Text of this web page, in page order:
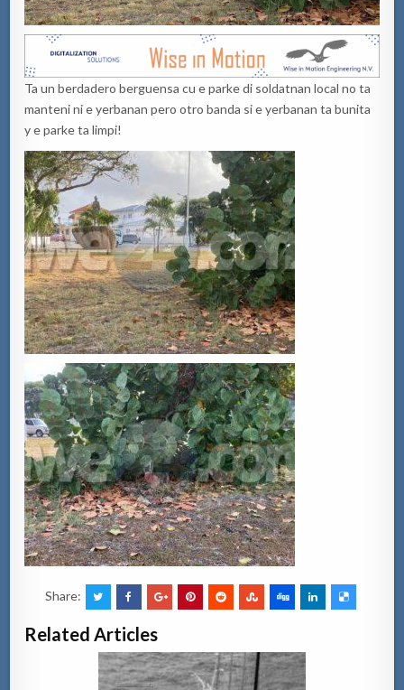
Ta un berdadero berguensa cu e parke di soldatnan local no ta
manteni ni e yerbanan pero otro banda si e yerbanan ta bunita
y e parke ta limpi!
Share:
Related Articles